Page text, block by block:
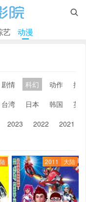

艺 动漫
剧情 科幻 动作
搞
台湾 日本 韩国
英
2023 2022 2021
2011 大陆